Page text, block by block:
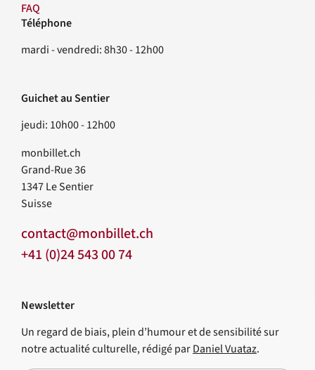
FAQ
Contact
Téléphone
mardi - vendredi: 8h30 - 12h00
Guichet au Sentier
jeudi: 10h00 - 12h00
monbillet.ch
Grand-Rue 36
1347Le Sentier
Suisse
contact@monbillet.ch
+41 (0)24 543 00 74
Newsletter
Un regard de biais, plein d’humour et de sensibilité sur
notre actualité culturelle, rédigé parDaniel Vuataz.